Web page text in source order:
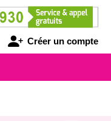
Créer un compte